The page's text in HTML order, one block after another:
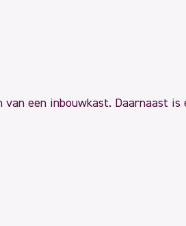
een inbouwkast. Daarnaast